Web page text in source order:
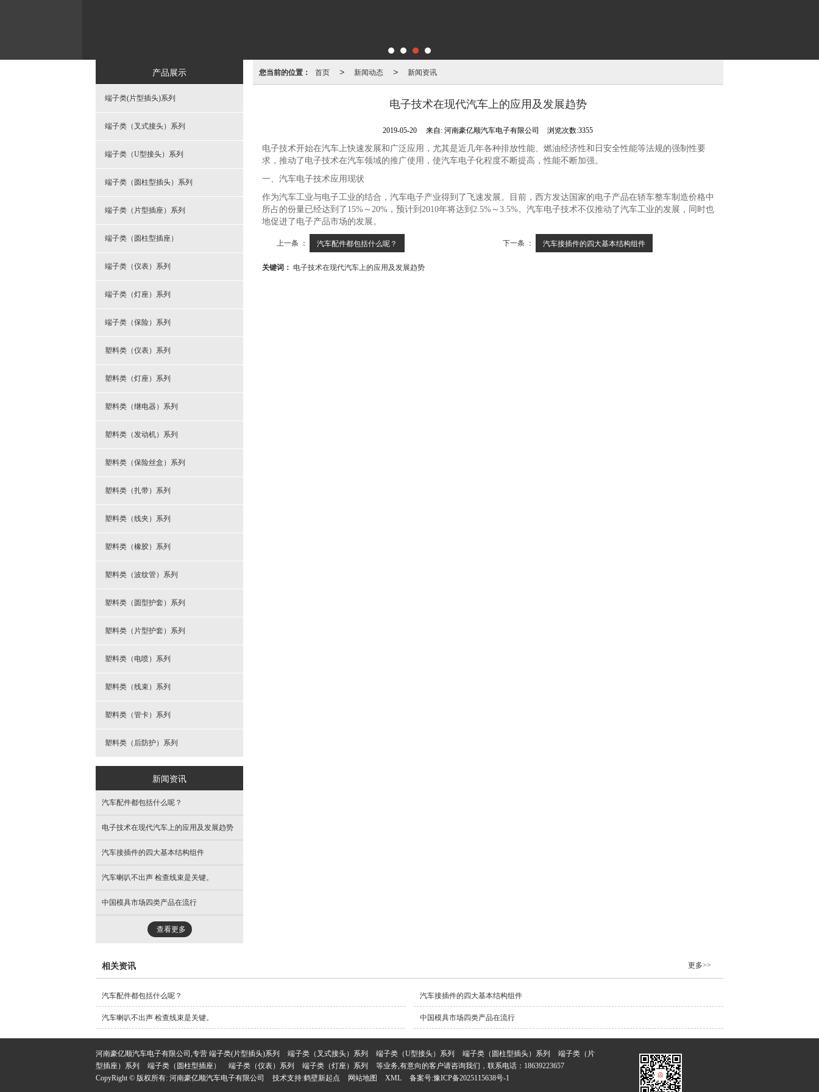
您当前的位置： 首页 > 新闻动态 > 新闻资讯
电子技术在现代汽车上的应用及发展趋势
2019-05-20 来自:河南豪亿顺汽车电子有限公司 浏览次数:3355
电子技术开始在汽车上快速发展和广泛应用，尤其是近几年各种排放性能、燃油经济性和日安全性能等法规的强制性要
求，推动了电子技术在汽车领域的推广使用，使汽车电子化程度不断提高，性能不断加强。
一、汽车电子技术应用现状
作为汽车工业与电子工业的结合，汽车电子产业得到了飞速发展。目前，西方发达国家的电子产品在轿车整车制造价格中
所占的份量已经达到了15%～20%，预计到2010年将达到2.5%～3.5%。汽车电子技术不仅推动了汽车工业的发展，同时也
地促进了电子产品市场的发展。
上一条 ： 汽车配件都包括什么呢？ 下一条 ： 汽车接插件的四大基本结构组件
关键词： 电子技术在现代汽车上的应用及发展趋势
产品展示
端子类(片型插头)系列
端子类（叉式接头）系列
端子类（U型接头）系列
端子类（圆柱型插头）系列
端子类（片型插座）系列
端子类（圆柱型插座）
端子类（仪表）系列
端子类（灯座）系列
端子类（保险）系列
塑料类（仪表）系列
塑料类（灯座）系列
塑料类（继电器）系列
塑料类（发动机）系列
塑料类（保险丝盒）系列
塑料类（扎带）系列
塑料类（线夹）系列
塑料类（橡胶）系列
塑料类（波纹管）系列
塑料类（圆型护套）系列
塑料类（片型护套）系列
塑料类（电喷）系列
塑料类（线束）系列
塑料类（管卡）系列
塑料类（后防护）系列
新闻资讯
汽车配件都包括什么呢？
电子技术在现代汽车上的应用及发展趋势
汽车接插件的四大基本结构组件
汽车喇叭不出声 检查线束是关键。
中国模具市场四类产品在流行
查看更多
相关资讯 更多>>
汽车配件都包括什么呢？ 汽车接插件的四大基本结构组件
汽车喇叭不出声 检查线束是关键。 中国模具市场四类产品在流行
河南豪亿顺汽车电子有限公司,专营 端子类(片型插头)系列 端子类（叉式接头）系列 端子类（U型接头）系列 端子类（圆柱型插头）系列
端子类（片
型插座）系列
端子类（圆柱型插座） 端子类（仪表）系列 端子类（灯座）系列
等业务,有意向的客户请咨询我们，联系电话：18639223657
CopyRight © 版权所有: 河南豪亿顺汽车电子有限公司 技术支持:鹤壁新起点 网站地图 XML 备案号:豫ICP备2025115638号-1